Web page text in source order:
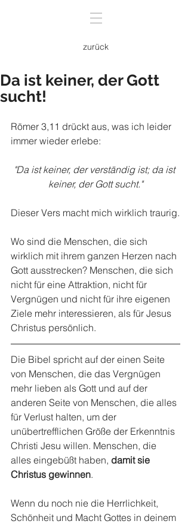
zurück
Da ist keiner, der Gott
sucht!
Römer 3,11 drückt aus, was ich leider
immer wieder erlebe:
"Da ist keiner, der verständig ist; da ist
keiner, der Gott sucht."
Dieser Vers macht mich wirklich traurig.
Wo sind die Menschen, die sich
wirklich mit ihrem ganzen Herzen nach
Gott ausstrecken? Menschen, die sich
nicht für eine Attraktion, nicht für
Vergnügen und nicht für ihre eigenen
Ziele mehr interessieren, als für Jesus
Christus persönlich.
Die Bibel spricht auf der einen Seite
von Menschen, die das Vergnügen
mehr lieben als Gott und auf der
anderen Seite von Menschen, die alles
für Verlust halten, um der
unübertrefflichen Größe der Erkenntnis
Christi Jesu willen. Menschen, die
alles eingebüßt haben, damit sie
Christus gewinnen.
Wenn du noch nie die Herrlichkeit,
Schönheit und Macht Gottes in deinem